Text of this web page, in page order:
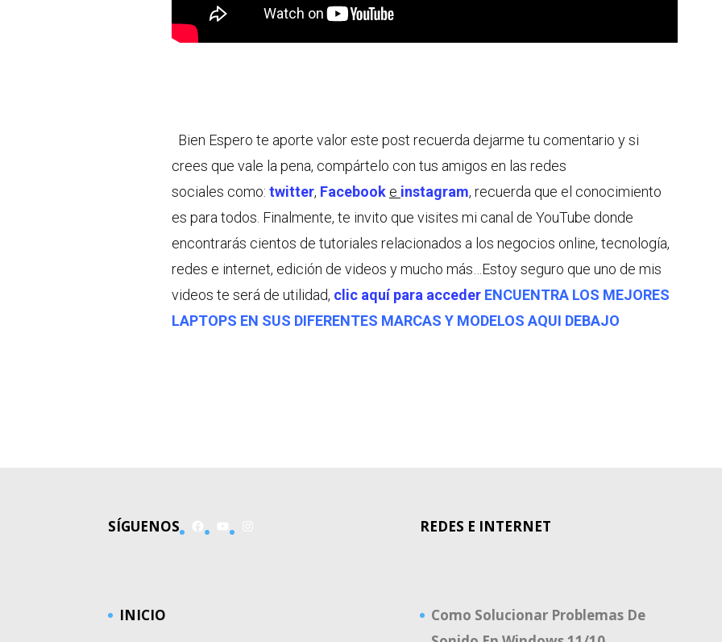
Bien Espero te aporte valor este post recuerda dejarme tu comentario y si
crees que vale la pena, compártelo con tus amigos en las redes
sociales como: twitter, Facebook e instagram, recuerda que el conocimiento
es para todos. Finalmente, te invito que visites mi canal de YouTube donde
encontrarás cientos de tutoriales relacionados a los negocios online, tecnología,
redes e internet, edición de videos y mucho más…Estoy seguro que uno de mis
videos te será de utilidad, clic aquí para acceder ENCUENTRA LOS MEJORES
LAPTOPS EN SUS DIFERENTES MARCAS Y MODELOS AQUI DEBAJO
SÍGUENOS
INICIO
REDES E INTERNET
Como Solucionar Problemas De